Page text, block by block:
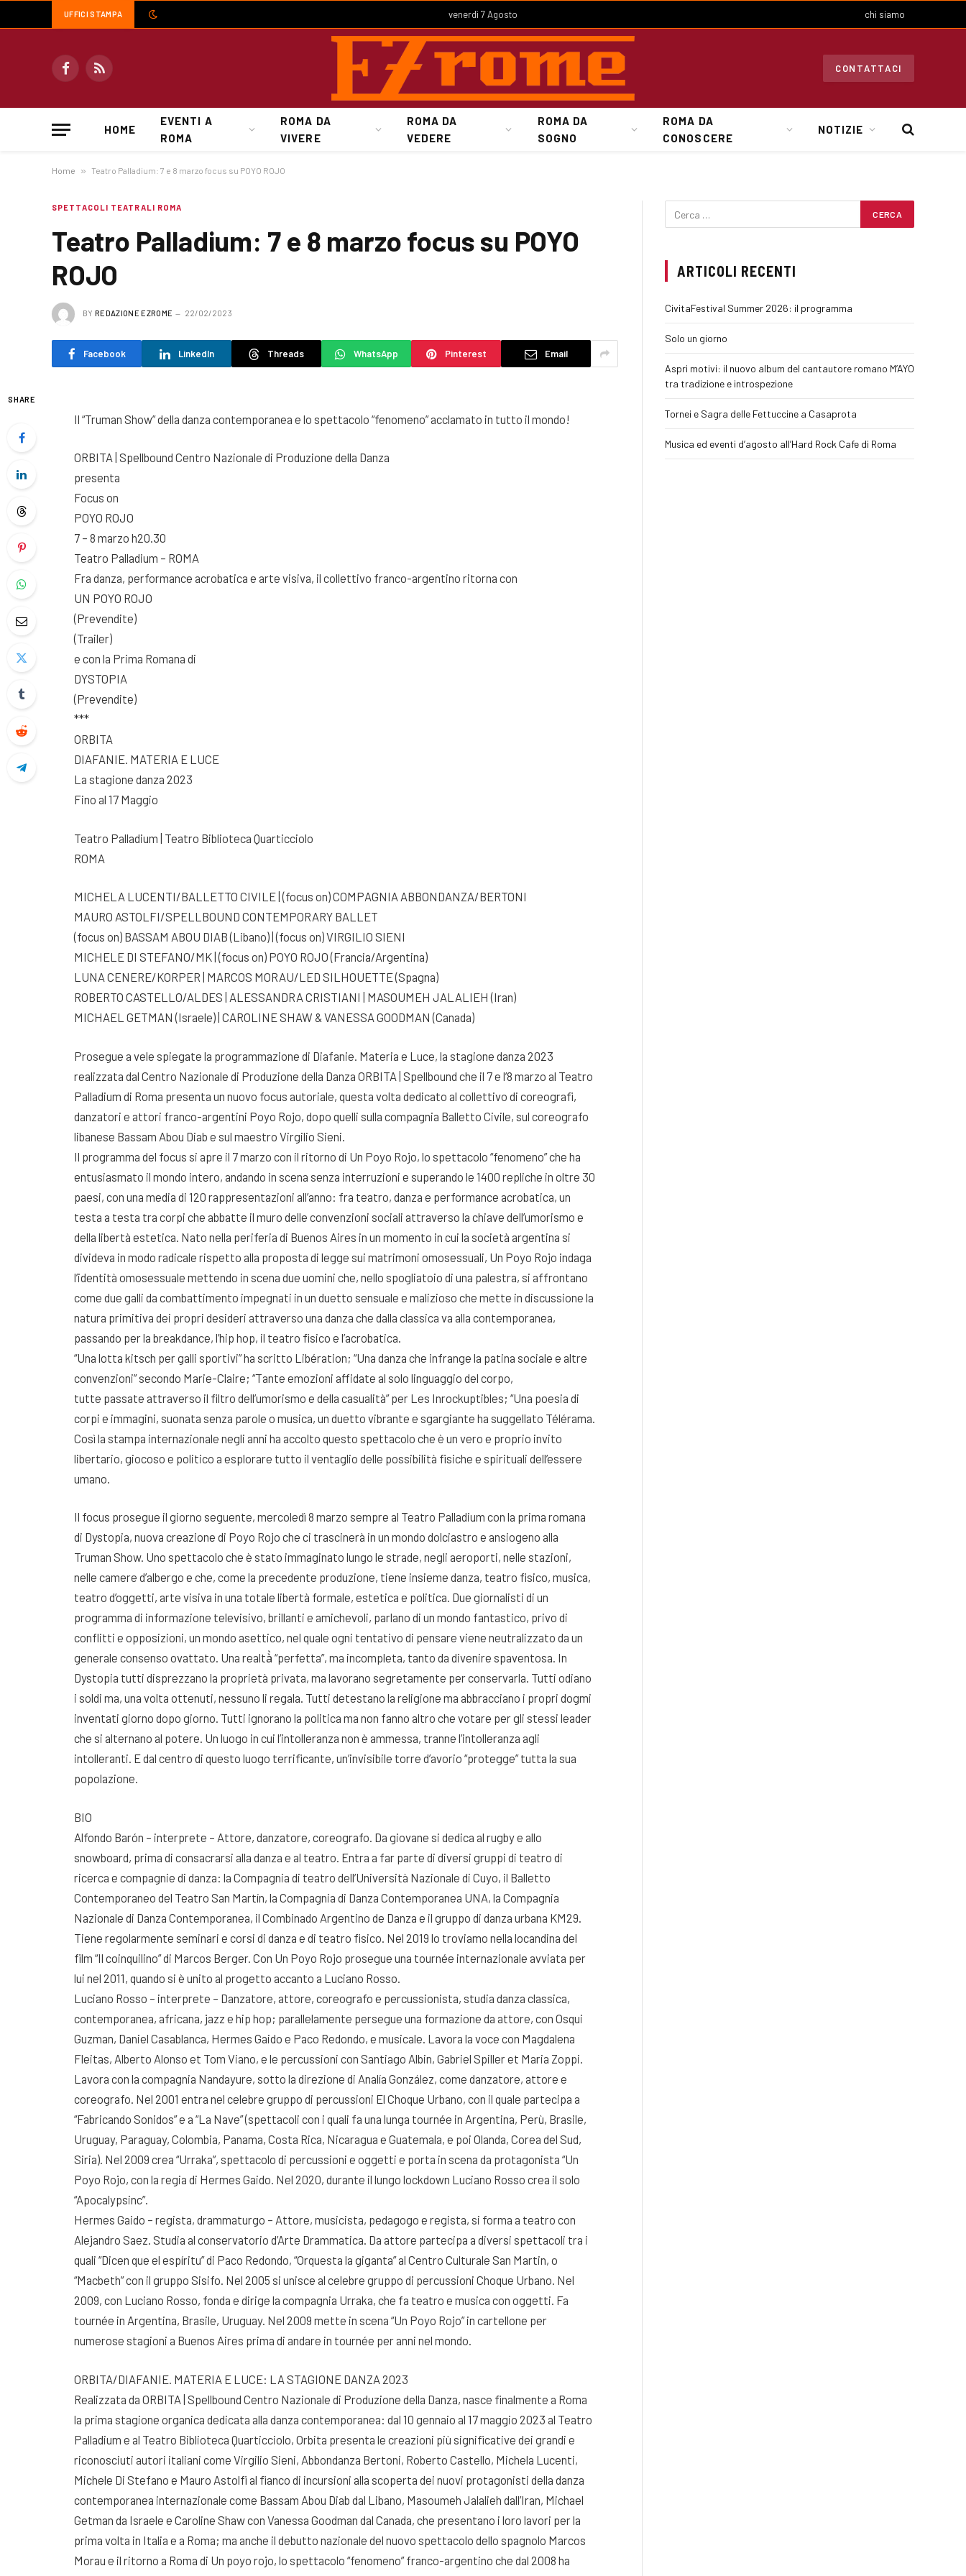
UFFICI STAMPA venerdì 7 Agosto chi siamo
FacebookRSS
CONTATTACI
HOME
EVENTI A
ROMA
ROMA DA
VIVERE
ROMA DA
VEDERE
ROMA DA
SOGNO
ROMA DA
CONOSCERE
NOTIZIE
Home » Teatro Palladium: 7 e 8 marzo focus su POYO ROJO
SPETTACOLI TEATRALI ROMA
Teatro Palladium: 7 e 8 marzo focus su POYO
ROJO
BY REDAZIONE EZROME 22/02/2023
Facebook LinkedIn Threads WhatsApp Pinterest Email
SHARE
Il “Truman Show” della danza contemporanea e lo spettacolo “fenomeno” acclamato in tutto il mondo!
ORBITA | Spellbound Centro Nazionale di Produzione della Danza
presenta
Focus on
POYO ROJO
7 – 8 marzo h20.30
Teatro Palladium – ROMA
Fra danza, performance acrobatica e arte visiva, il collettivo franco-argentino ritorna con
UN POYO ROJO
(Prevendite)
(Trailer)
e con la Prima Romana di
DYSTOPIA
(Prevendite)
***
ORBITA
DIAFANIE. MATERIA E LUCE
La stagione danza 2023
Fino al 17 Maggio
Teatro Palladium | Teatro Biblioteca Quarticciolo
ROMA
MICHELA LUCENTI/BALLETTO CIVILE | (focus on) COMPAGNIA ABBONDANZA/BERTONI
MAURO ASTOLFI/SPELLBOUND CONTEMPORARY BALLET
(focus on) BASSAM ABOU DIAB (Libano) | (focus on) VIRGILIO SIENI
MICHELE DI STEFANO/MK | (focus on) POYO ROJO (Francia/Argentina)
LUNA CENERE/KORPER | MARCOS MORAU/LED SILHOUETTE (Spagna)
ROBERTO CASTELLO/ALDES | ALESSANDRA CRISTIANI | MASOUMEH JALALIEH (Iran)
MICHAEL GETMAN (Israele) | CAROLINE SHAW & VANESSA GOODMAN (Canada)
Prosegue a vele spiegate la programmazione di Diafanie. Materia e Luce, la stagione danza 2023
realizzata dal Centro Nazionale di Produzione della Danza ORBITA | Spellbound che il 7 e l’8 marzo al Teatro
Palladium di Roma presenta un nuovo focus autoriale, questa volta dedicato al collettivo di coreografi,
danzatori e attori franco-argentini Poyo Rojo, dopo quelli sulla compagnia Balletto Civile, sul coreografo
libanese Bassam Abou Diab e sul maestro Virgilio Sieni.
Il programma del focus si apre il 7 marzo con il ritorno di Un Poyo Rojo, lo spettacolo “fenomeno” che ha
entusiasmato il mondo intero, andando in scena senza interruzioni e superando le 1400 repliche in oltre 30
paesi, con una media di 120 rappresentazioni all’anno: fra teatro, danza e performance acrobatica, un
testa a testa tra corpi che abbatte il muro delle convenzioni sociali attraverso la chiave dell’umorismo e
della libertà estetica. Nato nella periferia di Buenos Aires in un momento in cui la società argentina si
divideva in modo radicale rispetto alla proposta di legge sui matrimoni omosessuali, Un Poyo Rojo indaga
l’identità omosessuale mettendo in scena due uomini che, nello spogliatoio di una palestra, si affrontano
come due galli da combattimento impegnati in un duetto sensuale e malizioso che mette in discussione la
natura primitiva dei propri desideri attraverso una danza che dalla classica va alla contemporanea,
passando per la breakdance, l’hip hop, il teatro fisico e l’acrobatica.
“Una lotta kitsch per galli sportivi” ha scritto Libération; “Una danza che infrange la patina sociale e altre
convenzioni” secondo Marie-Claire; “Tante emozioni affidate al solo linguaggio del corpo,
tutte passate attraverso il filtro dell’umorismo e della casualità” per Les Inrockuptibles; “Una poesia di
corpi e immagini, suonata senza parole o musica, un duetto vibrante e sgargiante ha suggellato Télérama.
Così la stampa internazionale negli anni ha accolto questo spettacolo che è un vero e proprio invito
libertario, giocoso e politico a esplorare tutto il ventaglio delle possibilità fisiche e spirituali dell’essere
umano.
Il focus prosegue il giorno seguente, mercoledì 8 marzo sempre al Teatro Palladium con la prima romana
di Dystopia, nuova creazione di Poyo Rojo che ci trascinerà in un mondo dolciastro e ansiogeno alla
Truman Show. Uno spettacolo che è stato immaginato lungo le strade, negli aeroporti, nelle stazioni,
nelle camere d’albergo e che, come la precedente produzione, tiene insieme danza, teatro fisico, musica,
teatro d’oggetti, arte visiva in una totale libertà formale, estetica e politica. Due giornalisti di un
programma di informazione televisivo, brillanti e amichevoli, parlano di un mondo fantastico, privo di
conflitti e opposizioni, un mondo asettico, nel quale ogni tentativo di pensare viene neutralizzato da un
generale consenso ovattato. Una realtà̀ “perfetta”, ma incompleta, tanto da divenire spaventosa. In
Dystopia tutti disprezzano la proprietà privata, ma lavorano segretamente per conservarla. Tutti odiano
i soldi ma, una volta ottenuti, nessuno li regala. Tutti detestano la religione ma abbracciano i propri dogmi
inventati giorno dopo giorno. Tutti ignorano la politica ma non fanno altro che votare per gli stessi leader
che si alternano al potere. Un luogo in cui l’intolleranza non è ammessa, tranne l’intolleranza agli
intolleranti. E dal centro di questo luogo terrificante, un’invisibile torre d’avorio “protegge” tutta la sua
popolazione.
BIO
Alfondo Barón – interprete – Attore, danzatore, coreografo. Da giovane si dedica al rugby e allo
snowboard, prima di consacrarsi alla danza e al teatro. Entra a far parte di diversi gruppi di teatro di
ricerca e compagnie di danza: la Compagnia di teatro dell’Università Nazionale di Cuyo, il Balletto
Contemporaneo del Teatro San Martín, la Compagnia di Danza Contemporanea UNA, la Compagnia
Nazionale di Danza Contemporanea, il Combinado Argentino de Danza e il gruppo di danza urbana KM29.
Tiene regolarmente seminari e corsi di danza e di teatro fisico. Nel 2019 lo troviamo nella locandina del
film “Il coinquilino” di Marcos Berger. Con Un Poyo Rojo prosegue una tournée internazionale avviata per
lui nel 2011, quando si è unito al progetto accanto a Luciano Rosso.
Luciano Rosso – interprete – Danzatore, attore, coreografo e percussionista, studia danza classica,
contemporanea, africana, jazz e hip hop; parallelamente persegue una formazione da attore, con Osqui
Guzman, Daniel Casablanca, Hermes Gaido e Paco Redondo, e musicale. Lavora la voce con Magdalena
Fleitas, Alberto Alonso et Tom Viano, e le percussioni con Santiago Albin, Gabriel Spiller et Maria Zoppi.
Lavora con la compagnia Nandayure, sotto la direzione di Analía González, come danzatore, attore e
coreografo. Nel 2001 entra nel celebre gruppo di percussioni El Choque Urbano, con il quale partecipa a
“Fabricando Sonidos” e a “La Nave” (spettacoli con i quali fa una lunga tournée in Argentina, Perù, Brasile,
Uruguay, Paraguay, Colombia, Panama, Costa Rica, Nicaragua e Guatemala, e poi Olanda, Corea del Sud,
Siria). Nel 2009 crea “Urraka”, spettacolo di percussioni e oggetti e porta in scena da protagonista “Un
Poyo Rojo, con la regia di Hermes Gaido. Nel 2020, durante il lungo lockdown Luciano Rosso crea il solo
“Apocalypsinc”.
Hermes Gaido – regista, drammaturgo – Attore, musicista, pedagogo e regista, si forma a teatro con
Alejandro Saez. Studia al conservatorio d’Arte Drammatica. Da attore partecipa a diversi spettacoli tra i
quali “Dicen que el espíritu” di Paco Redondo, “Orquesta la giganta” al Centro Culturale San Martin, o
“Macbeth” con il gruppo Sisifo. Nel 2005 si unisce al celebre gruppo di percussioni Choque Urbano. Nel
2009, con Luciano Rosso, fonda e dirige la compagnia Urraka, che fa teatro e musica con oggetti. Fa
tournée in Argentina, Brasile, Uruguay. Nel 2009 mette in scena “Un Poyo Rojo” in cartellone per
numerose stagioni a Buenos Aires prima di andare in tournée per anni nel mondo.
ORBITA/DIAFANIE. MATERIA E LUCE: LA STAGIONE DANZA 2023
Realizzata da ORBITA | Spellbound Centro Nazionale di Produzione della Danza, nasce finalmente a Roma
la prima stagione organica dedicata alla danza contemporanea: dal 10 gennaio al 17 maggio 2023 al Teatro
Palladium e al Teatro Biblioteca Quarticciolo, Orbita presenta le creazioni più significative dei grandi e
riconosciuti autori italiani come Virgilio Sieni, Abbondanza Bertoni, Roberto Castello, Michela Lucenti,
Michele Di Stefano e Mauro Astolfi al fianco di incursioni alla scoperta dei nuovi protagonisti della danza
contemporanea internazionale come Bassam Abou Diab dal Libano, Masoumeh Jalalieh dall’Iran, Michael
Getman da Israele e Caroline Shaw con Vanessa Goodman dal Canada, che presentano i loro lavori per la
prima volta in Italia e a Roma; ma anche il debutto nazionale del nuovo spettacolo dello spagnolo Marcos
Morau e il ritorno a Roma di Un poyo rojo, lo spettacolo “fenomeno” franco-argentino che dal 2008 ha
ARTICOLI RECENTI
CivitaFestival Summer 2026: il programma
Solo un giorno
Aspri motivi: il nuovo album del cantautore romano M’AYO
tra tradizione e introspezione
Tornei e Sagra delle Fettuccine a Casaprota
Musica ed eventi d’agosto all’Hard Rock Cafe di Roma